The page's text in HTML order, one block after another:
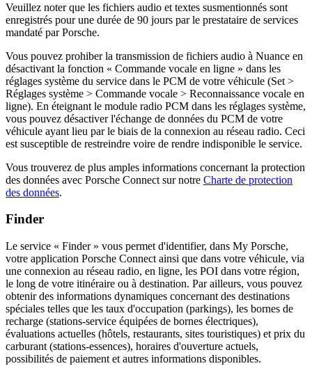
Veuillez noter que les fichiers audio et textes susmentionnés sont
enregistrés pour une durée de 90 jours par le prestataire de services
mandaté par Porsche.
Vous pouvez prohiber la transmission de fichiers audio à Nuance en
désactivant la fonction « Commande vocale en ligne » dans les
réglages système du service dans le PCM de votre véhicule (Set >
Réglages système > Commande vocale > Reconnaissance vocale en
ligne). En éteignant le module radio PCM dans les réglages système,
vous pouvez désactiver l'échange de données du PCM de votre
véhicule ayant lieu par le biais de la connexion au réseau radio. Ceci
est susceptible de restreindre voire de rendre indisponible le service.
Vous trouverez de plus amples informations concernant la protection
des données avec Porsche Connect sur notre Charte de protection
des données.
Finder
Le service « Finder » vous permet d'identifier, dans My Porsche,
votre application Porsche Connect ainsi que dans votre véhicule, via
une connexion au réseau radio, en ligne, les POI dans votre région,
le long de votre itinéraire ou à destination. Par ailleurs, vous pouvez
obtenir des informations dynamiques concernant des destinations
spéciales telles que les taux d'occupation (parkings), les bornes de
recharge (stations-service équipées de bornes électriques),
évaluations actuelles (hôtels, restaurants, sites touristiques) et prix du
carburant (stations-essences), horaires d'ouverture actuels,
possibilités de paiement et autres informations disponibles.